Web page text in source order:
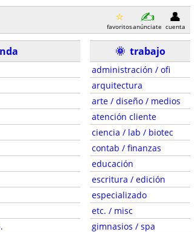
favoritosanúnciate cuenta
🌞 trabajo
administración / ofi
arquitectura
arte / diseño / medios
atención cliente
ciencia / lab / biotec
contab / finanzas
educación
escritura / edición
especializado
etc. / misc
gimnasios / spa